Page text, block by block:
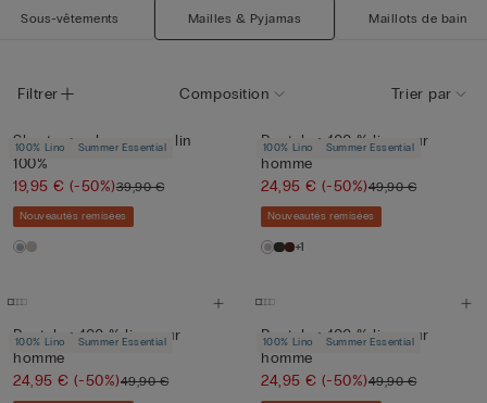
Sous-vêtements Mailles & Pyjamas Maillots de bain
Filtrer Composition Trier par
100% Lino Summer Essential
Short pour homme en lin
100%
19,95 €(-50%)39,90 €
Nouveautés remisées
100% Lino Summer Essential
Pantalon 100 % lin pour
homme
24,95 €(-50%)49,90 €
Nouveautés remisées
+1
100% Lino Summer Essential
Pantalon 100 % lin pour
homme
24,95 €(-50%)49,90 €
100% Lino Summer Essential
Pantalon 100 % lin pour
homme
24,95 €(-50%)49,90 €